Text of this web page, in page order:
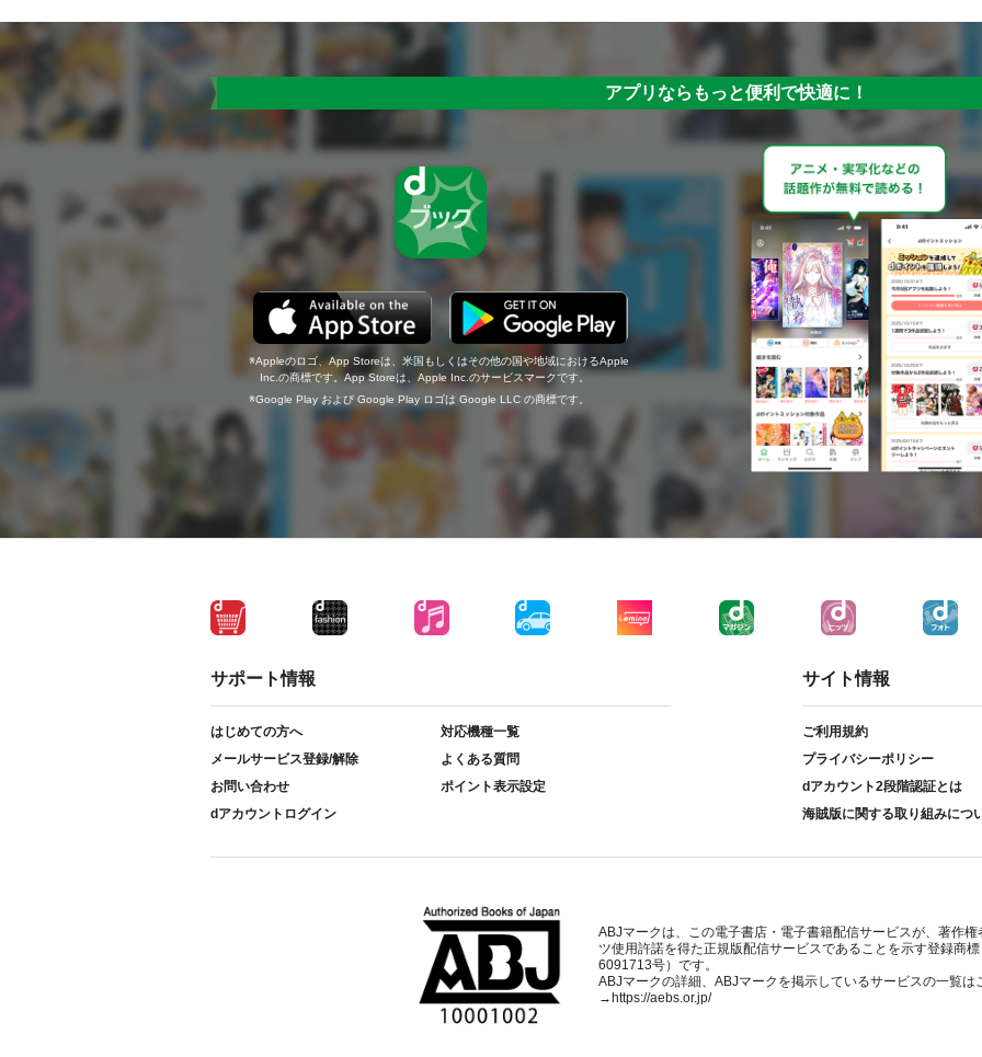
アプリならもっと便利で快適に！
Appleのロゴ、App Storeは、米国もしくはその他の国や地域におけるApple
Inc.の商標です。App Storeは、Apple Inc.のサービスマークです。
Google Play および Google Play ロゴは Google LLC の商標です。
サポート情報
はじめての方へ
対応機種一覧
メールサービス登録/解除
よくある質問
お問い合わせ
ポイント表示設定
dアカウントログイン
サイト情報
ご利用規約
プライバシーポリシー
dアカウント2段階認証とは
海賊版に関する取り組みにつ
ABJマークは、この電子書店・電子書籍配信サービスが、著作権
ツ使用許諾を得た正規版配信サービスであることを示す登録商
6091713号）です。
ABJマークの詳細、ABJマークを掲示しているサービスの一覧は
→ https://aebs.or.jp/